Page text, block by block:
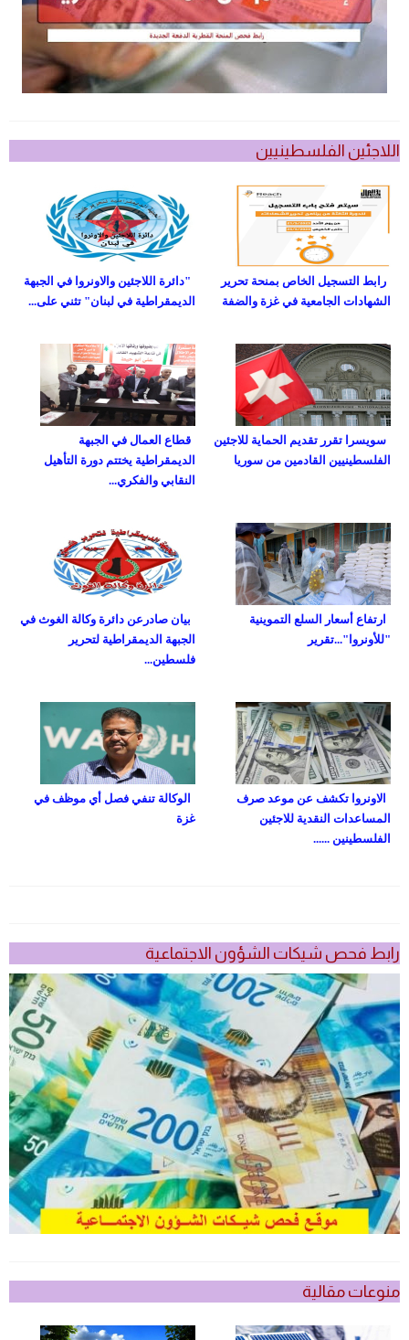
اللاجئين الفلسطينيين
"دائرة اللاجئين والاونروا في الجبهة
الديمقراطية في لبنان" تثني على...
رابط التسجيل الخاص بمنحة تحرير
الشهادات الجامعية في غزة والضفة
قطاع العمال في الجبهة
الديمقراطية يختتم دورة التأهيل
النقابي والفكري...
سويسرا تقرر تقديم الحماية للاجئين
الفلسطينيين القادمين من سوريا
بيان صادرعن دائرة وكالة الغوث في
الجبهة الديمقراطية لتحرير
فلسطين...
ارتفاع أسعار السلع التموينية
"للأونروا"...تقرير
الوكالة تنفي فصل أي موظف في
غزة
الاونروا تكشف عن موعد صرف
المساعدات النقدية للاجئين
الفلسطينين ......
رابط فحص شيكات الشؤون الاجتماعية
منوعات مقالية